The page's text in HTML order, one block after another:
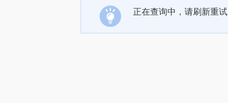
正在查询中，请刷新重试